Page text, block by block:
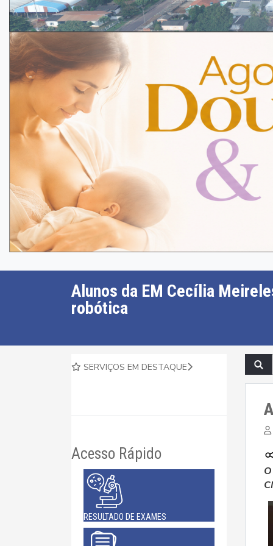
Alunos da EM Cecília
robótica
SERVIÇOS EM DESTAQUE
Acesso Rápido
RESULTADO DE EXAMES